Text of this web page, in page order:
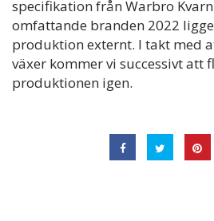
specifikation från Warbro
omfattande branden 2022
produktion externt. I takt med
växer kommer vi successivt att
produktionen igen.